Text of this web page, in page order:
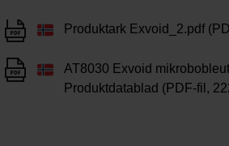
Produktark Exvoid_2.pdf
AT8030 Exvoid
Produktdatablad (PDF-fil,